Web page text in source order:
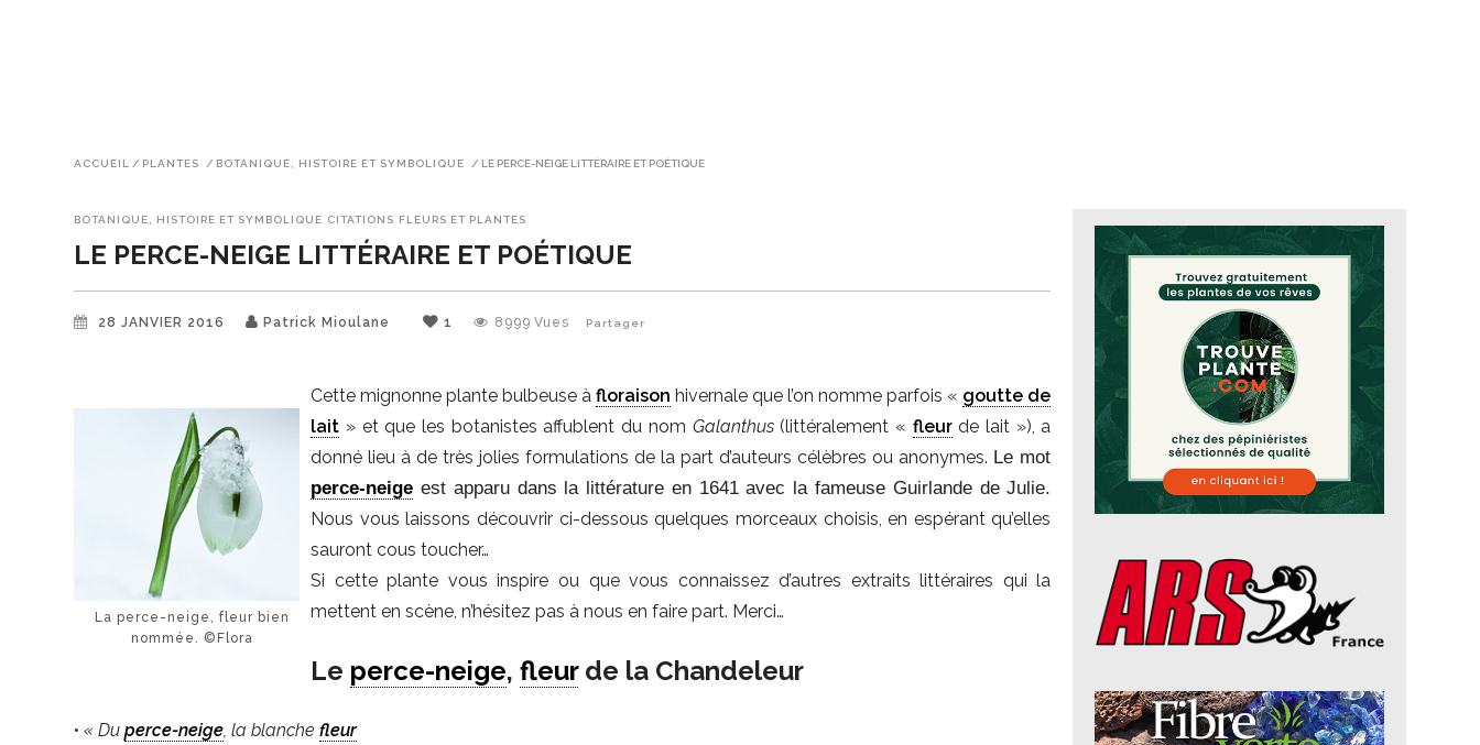
ACCUEIL / PLANTES / BOTANIQUE, HISTOIRE ET SYMBOLIQUE / LE PERCE-NEIGE LITTÉRAIRE ET POÉTIQUE
BOTANIQUE, HISTOIRE ET SYMBOLIQUE CITATIONS FLEURS ET PLANTES
LE PERCE-NEIGE LITTÉRAIRE ET POÉTIQUE
28 JANVIER 2016 Patrick Mioulane 1 8999 Vues Partager
La perce-neige, fleur bien
nommée. ©Flora
Cette mignonne plante bulbeuse àfloraison hivernale que l’on nomme parfois « goutte de
lait » et que les botanistes affublent du nom Galanthus(littéralement « fleurde lait »), a
donné lieu à de très jolies formulations de la part d’auteurs célèbres ou anonymes. Le mot
perce-neige est apparu dans la littérature en 1641 avec la fameuse Guirlande de Julie.
Nous vous laissons découvrir ci-dessous quelques morceaux choisis, en espérant qu’elles
sauront cous toucher…
Si cette plante vous inspire ou que vous connaissez d’autres extraits littéraires qui la
mettent en scène, n’hésitez pas à nous en faire part. Merci…
Le perce-neige,fleurde la Chandeleur
•« Duperce-neige, la blanchefleur